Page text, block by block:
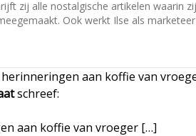
zij alle nostalgische artikelen waarin zij
Ook werkt Ilse als
aan koffie van
schreef:
aan koffie van vroeger […]